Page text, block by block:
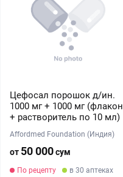
Цефосал порошок д/ин.
1000 мг + 1000 мг (флакон
+ растворитель по 10 мл)
Affordmed Foundation (Индия)
от 50 000сум
По рецепту в 30 аптеках